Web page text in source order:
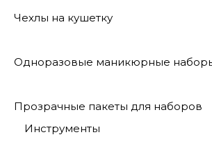
Чехлы на кушетку
Одноразовые маникюрные
Прозрачные пакеты для наборов
Инструменты